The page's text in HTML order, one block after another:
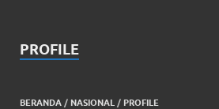
PROFILE
BERANDA / NASIONAL / PROFILE